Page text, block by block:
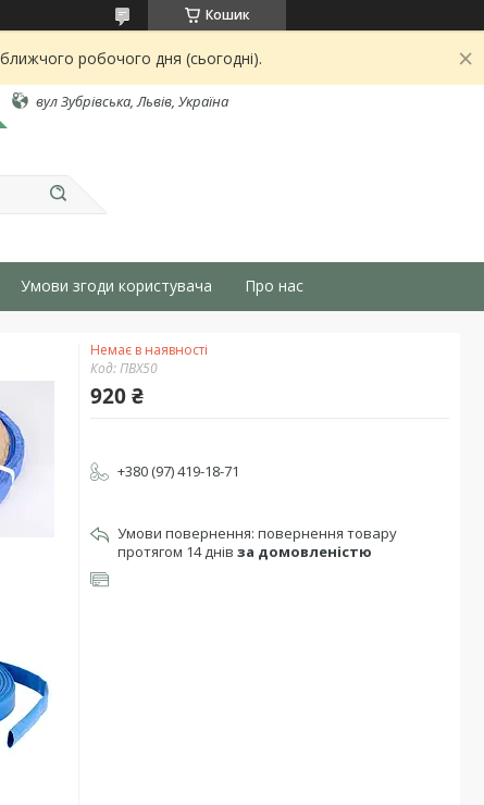
Кошик
робочого дня (сьогодні).
вул Зубрівська, Львів, Україна
Умови згоди користувача Про нас
Немає в наявності
Код:ПВХ50
920 ₴
+380 (97) 419-18-71
повернення товару
протягом 14 днів за домовленістю